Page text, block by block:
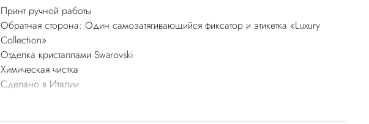
Принт ручной работы
Обратная сторона: Один самозатягивающийся фиксатор и этикетка «Luxury
Collection»
Отделка кристаллами Swarovski
Химическая чистка
Сделано в Италии